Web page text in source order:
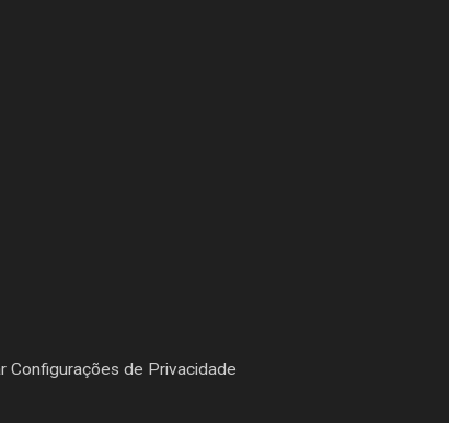
Configurações de Privacidade